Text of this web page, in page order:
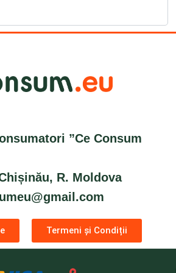
”Ce Consum
R. Moldova
Termeni și Condiții